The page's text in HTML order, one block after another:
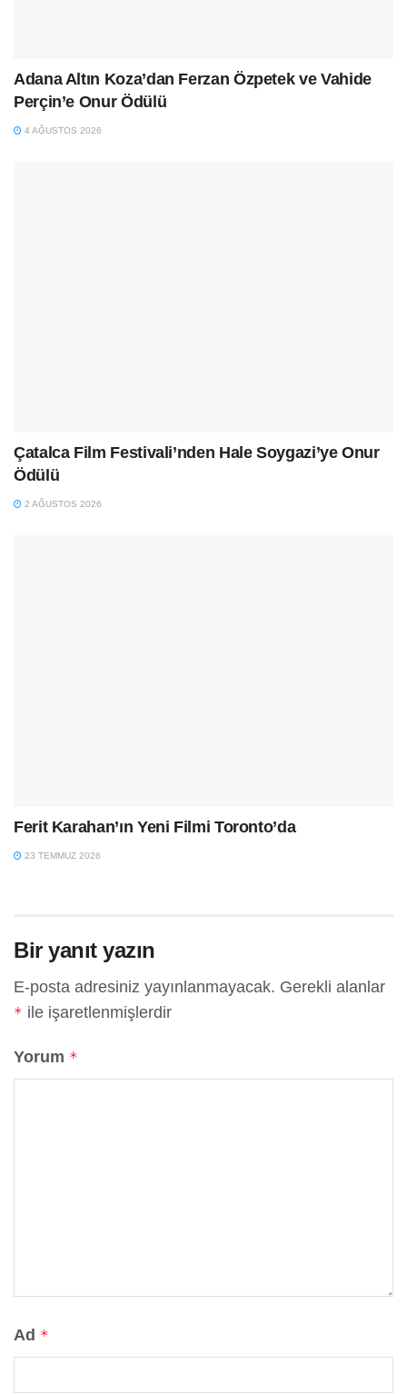
Adana Altın Koza’dan Ferzan Özpetek ve Vahide
Perçin’e Onur Ödülü
4 AĞUSTOS 2026
Çatalca Film Festivali’nden Hale Soygazi’ye Onur
Ödülü
2 AĞUSTOS 2026
Ferit Karahan’ın Yeni Filmi Toronto’da
23 TEMMUZ 2026
Bir yanıt yazın
E-posta adresiniz yayınlanmayacak. Gerekli alanlar
* ile işaretlenmişlerdir
Yorum *
Ad *